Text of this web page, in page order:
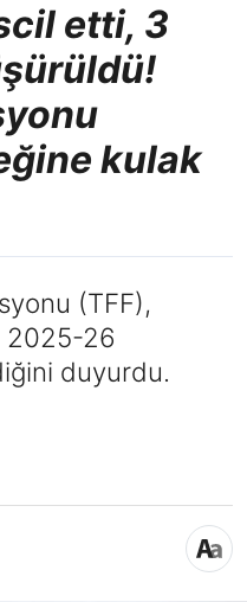
etti, 3
kulak
(TFF),
2025-26
duyurdu.